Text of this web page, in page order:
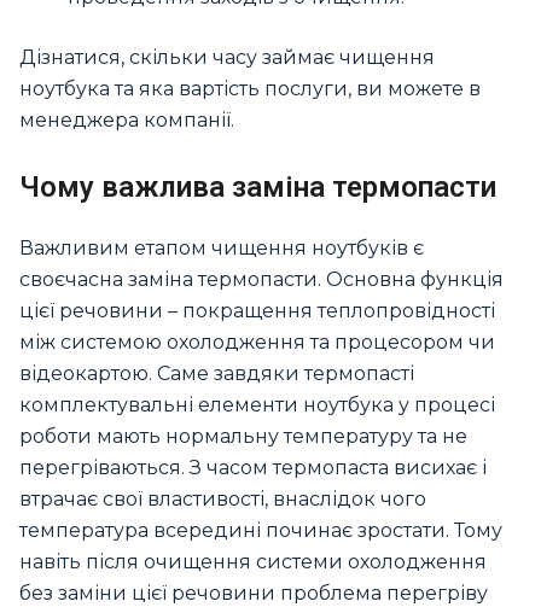
Дізнатися, скільки часу займає чищення
ноутбука та яка вартість послуги, ви можете в
менеджера компанії.
Чому важлива заміна термопасти
Важливим етапом чищення ноутбуків є
своєчасна заміна термопасти. Основна функція
цієї речовини – покращення теплопровідності
між системою охолодження та процесором чи
відеокартою. Саме завдяки термопасті
комплектувальні елементи ноутбука у процесі
роботи мають нормальну температуру та не
перегріваються. З часом термопаста висихає і
втрачає свої властивості, внаслідок чого
температура всередині починає зростати. Тому
навіть після очищення системи охолодження
без заміни цієї речовини проблема перегріву